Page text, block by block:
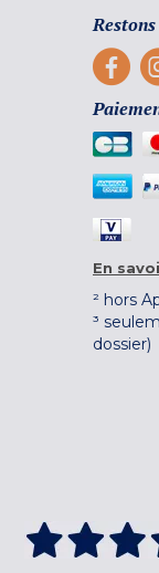
En
² hors
³
dossier)